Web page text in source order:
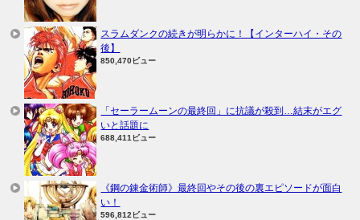
スラムダンクの続きが明らかに！【インターハイ・その
後】
850,470ビュー
「セーラームーンの最終回」に抗議が殺到…結末がエグ
いと話題に
688,411ビュー
《鋼の錬金術師》最終回やその後の裏エピソードが面白
い！
596,812ビュー